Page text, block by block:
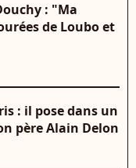
: "Ma
de Loubo et
: il pose dans un
père Alain Delon